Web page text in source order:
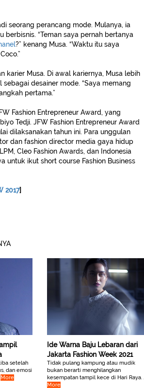
seorang perancang mode. Mulanya, ia
berbisnis. “Teman saya pernah bertanya
?” kenang Musa. “Waktu itu saya
karier Musa. Di awal kariernya, Musa lebih
desainer mode. “Saya memang
pertama.”
Fashion Entrepreneur Award, yang
Tedji. JFW Fashion Entrepreneur Award
dilaksanakan tahun ini. Para unggulan
dan fashion director media gaya hidup
Cleo Fashion Awards, dan Indonesia
untuk ikut short course Fashion Business
2017]
setelah
dan emosi
More
Ide Warna Baju Lebaran dari
Jakarta Fashion Week 2021
Tidak pulang kampung atau mudik
bukan berarti menghilangkan
kesempatan tampil kece di Hari Raya. ...
More